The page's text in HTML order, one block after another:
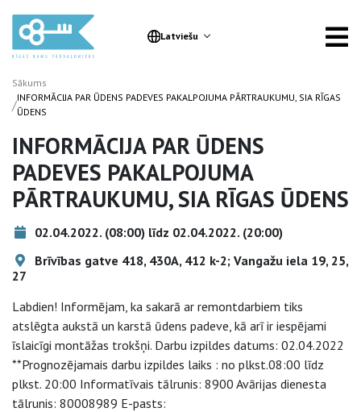
Latviešu
Sākums
/INFORMĀCIJA PAR ŪDENS PADEVES PAKALPOJUMA PĀRTRAUKUMU, SIA RĪGAS
ŪDENS
INFORMĀCIJA PAR ŪDENS
PADEVES PAKALPOJUMA
PĀRTRAUKUMU, SIA RĪGAS ŪDENS
02.04.2022. (08:00) līdz 02.04.2022. (20:00)
Brīvības gatve 418, 430A, 412 k-2; Vangažu iela 19, 25,
27
Labdien! Informējam, ka sakarā ar remontdarbiem tiks
atslēgta aukstā un karstā ūdens padeve, kā arī ir iespējami
īslaicīgi montāžas trokšņi. Darbu izpildes datums: 02.04.2022
**Prognozējamais darbu izpildes laiks : no plkst.08:00 līdz
plkst. 20:00 Informatīvais tālrunis: 8900 Avārijas dienesta
tālrunis: 80008989 E-pasts: